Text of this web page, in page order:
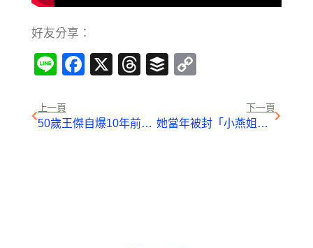
好友分享：
LineFacebook
X Threads
Buffer
上一頁
50歲王傑自爆10年前「被毒啞真相」，與謝霆鋒爭寵被冷凍的他坦言「知道兇手是誰…」卻不敢報警!
下一頁
她當年被封「小燕姐接班人」卻閃退演藝圈！淡出多年「49歲仍未婚」的她….驚爆養老院過下半生！